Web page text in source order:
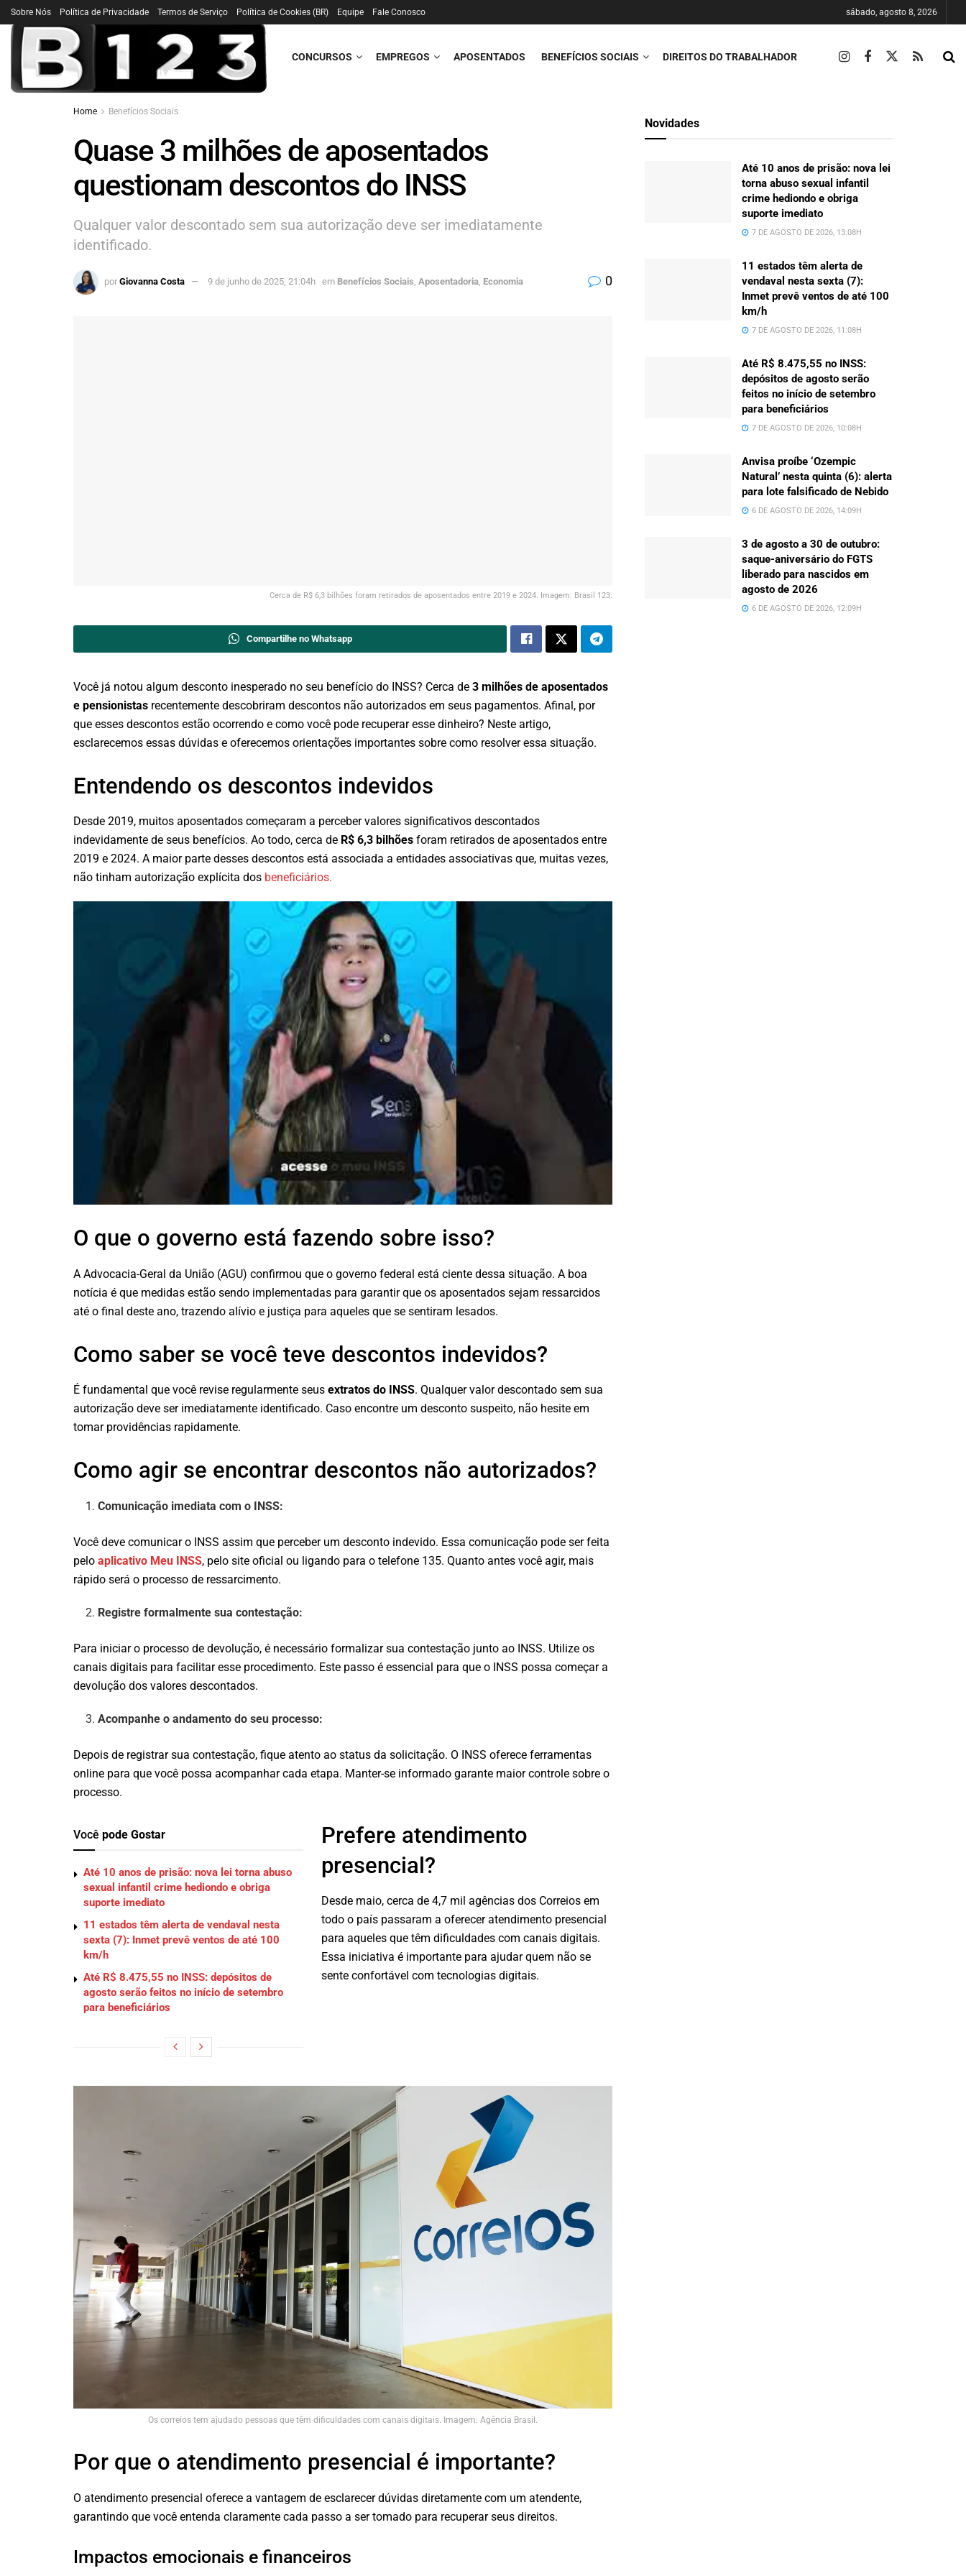
Sobre Nós Política de Privacidade Termos de Serviço Política de Cookies (BR) Equipe Fale Conosco sábado, agosto 8, 2026
CONCURSOS EMPREGOS APOSENTADOS BENEFÍCIOS SOCIAIS DIREITOS DO TRABALHADOR
Home Benefícios Sociais
Quase 3 milhões de aposentados
questionam descontos do INSS
Qualquer valor descontado sem sua autorização deve ser imediatamente
identificado.
por Giovanna Costa 9 de junho de 2025, 21:04h em Benefícios Sociais Aposentadoria Economia 0
Cerca de R$ 6,3 bilhões foram retirados de aposentados entre 2019 e 2024. Imagem: Brasil 123.
Compartilhe no Whatsapp
Você já notou algum desconto inesperado no seu benefício do INSS? Cerca de 3 milhões de aposentados
e pensionistas recentemente descobriram descontos não autorizados em seus pagamentos. Afinal, por
que esses descontos estão ocorrendo e como você pode recuperar esse dinheiro? Neste artigo,
esclarecemos essas dúvidas e oferecemos orientações importantes sobre como resolver essa situação.
Entendendo os descontos indevidos
Desde 2019, muitos aposentados começaram a perceber valores significativos descontados
indevidamente de seus benefícios. Ao todo, cerca de R$ 6,3 bilhões foram retirados de aposentados entre
2019 e 2024. A maior parte desses descontos está associada a entidades associativas que, muitas vezes,
não tinham autorização explícita dos beneficiários.
O que o governo está fazendo sobre isso?
A Advocacia-Geral da União (AGU) confirmou que o governo federal está ciente dessa situação. A boa
notícia é que medidas estão sendo implementadas para garantir que os aposentados sejam ressarcidos
até o final deste ano, trazendo alívio e justiça para aqueles que se sentiram lesados.
Como saber se você teve descontos indevidos?
É fundamental que você revise regularmente seus extratos do INSS. Qualquer valor descontado sem sua
autorização deve ser imediatamente identificado. Caso encontre um desconto suspeito, não hesite em
tomar providências rapidamente.
Como agir se encontrar descontos não autorizados?
Comunicação imediata com o INSS:
Você deve comunicar o INSS assim que perceber um desconto indevido. Essa comunicação pode ser feita
pelo aplicativo Meu INSS, pelo site oficial ou ligando para o telefone 135. Quanto antes você agir, mais
rápido será o processo de ressarcimento.
Registre formalmente sua contestação:
Para iniciar o processo de devolução, é necessário formalizar sua contestação junto ao INSS. Utilize os
canais digitais para facilitar esse procedimento. Este passo é essencial para que o INSS possa começar a
devolução dos valores descontados.
Acompanhe o andamento do seu processo:
Depois de registrar sua contestação, fique atento ao status da solicitação. O INSS oferece ferramentas
online para que você possa acompanhar cada etapa. Manter-se informado garante maior controle sobre o
processo.
Você pode Gostar
Até 10 anos de prisão: nova lei torna abuso
sexual infantil crime hediondo e obriga
suporte imediato
11 estados têm alerta de vendaval nesta
sexta (7): Inmet prevê ventos de até 100
km/h
Até R$ 8.475,55 no INSS: depósitos de
agosto serão feitos no início de setembro
para beneficiários
Prefere atendimento
presencial?
Desde maio, cerca de 4,7 mil agências dos Correios em
todo o país passaram a oferecer atendimento presencial
para aqueles que têm dificuldades com canais digitais.
Essa iniciativa é importante para ajudar quem não se
sente confortável com tecnologias digitais.
Os correios tem ajudado pessoas que têm dificuldades com canais digitais. Imagem: Agência Brasil.
Por que o atendimento presencial é importante?
O atendimento presencial oferece a vantagem de esclarecer dúvidas diretamente com um atendente,
garantindo que você entenda claramente cada passo a ser tomado para recuperar seus direitos.
Impactos emocionais e financeiros
Novidades
Até 10 anos de prisão: nova lei
torna abuso sexual infantil
crime hediondo e obriga
suporte imediato
7 DE AGOSTO DE 2026, 13:08H
11 estados têm alerta de
vendaval nesta sexta (7):
Inmet prevê ventos de até 100
km/h
7 DE AGOSTO DE 2026, 11:08H
Até R$ 8.475,55 no INSS:
depósitos de agosto serão
feitos no início de setembro
para beneficiários
7 DE AGOSTO DE 2026, 10:08H
Anvisa proíbe ‘Ozempic
Natural’ nesta quinta (6): alerta
para lote falsificado de Nebido
6 DE AGOSTO DE 2026, 14:09H
3 de agosto a 30 de outubro:
saque-aniversário do FGTS
liberado para nascidos em
agosto de 2026
6 DE AGOSTO DE 2026, 12:09H